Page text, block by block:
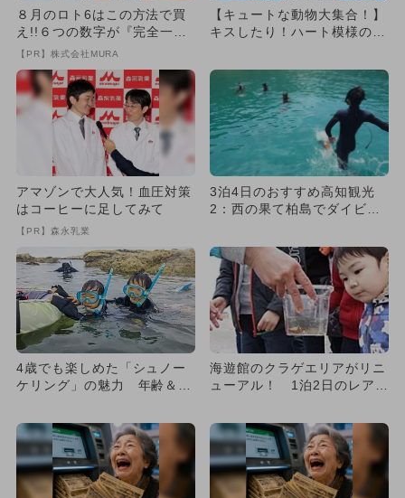
８月のロト6はこの方法で買
え!!６つの数字が『完全一
致』する方法
【PR】株式会社MURA
【キュートな動物大集合！】
キスしたり！ハート模様の生
アマゾンで大人気！血圧対策
はコーヒーに足してみて
【PR】森永乳業
3泊4日のおすすめ高知観光
2：西の果て柏島でダイビン
4歳でも楽しめた「シュノー
ケリング」の魅力 年齢＆持
海遊館のクラゲエリアがリニ
ューアル！ 1泊2日のレア体